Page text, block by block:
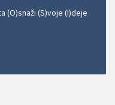
(O)snaži (S)voje (I)deje